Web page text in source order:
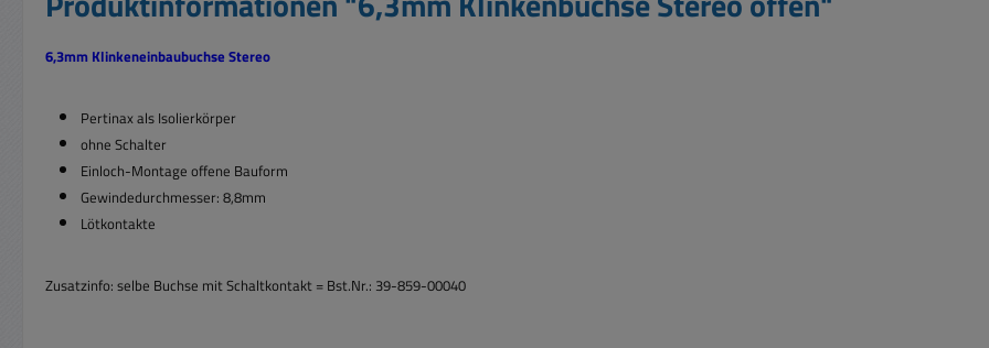
6,3mm Klinkeneinbaubuchse Stereo
Pertinax als Isolierkörper
ohne Schalter
Einloch-Montage offene Bauform
Gewindedurchmesser: 8,8mm
Lötkontakte
Zusatzinfo: selbe Buchse mit Schaltkontakt = Bst.Nr.: 39-859-00040